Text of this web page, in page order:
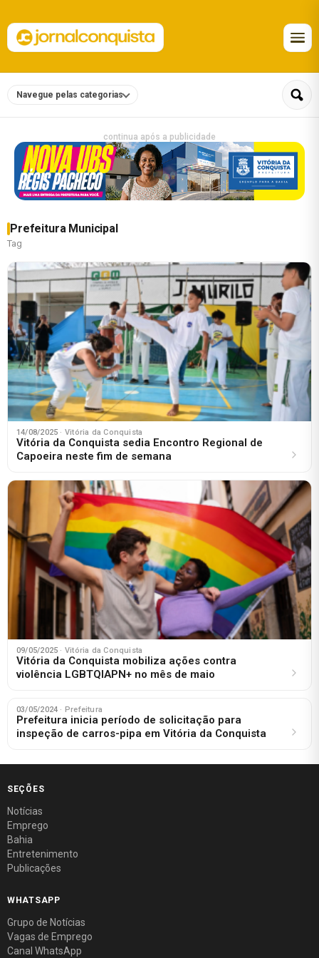
Navegue pelas categorias
continua após a publicidade
Prefeitura Municipal
Tag
14/08/2025 · Vitória da Conquista
Vitória da Conquista sedia Encontro Regional de
Capoeira neste fim de semana
09/05/2025 · Vitória da Conquista
Vitória da Conquista mobiliza ações contra
violência LGBTQIAPN+ no mês de maio
03/05/2024 · Prefeitura
Prefeitura inicia período de solicitação para
inspeção de carros-pipa em Vitória da Conquista
SEÇÕES
Notícias
Emprego
Bahia
Entretenimento
Publicações
WHATSAPP
Grupo de Notícias
Vagas de Emprego
Canal WhatsApp